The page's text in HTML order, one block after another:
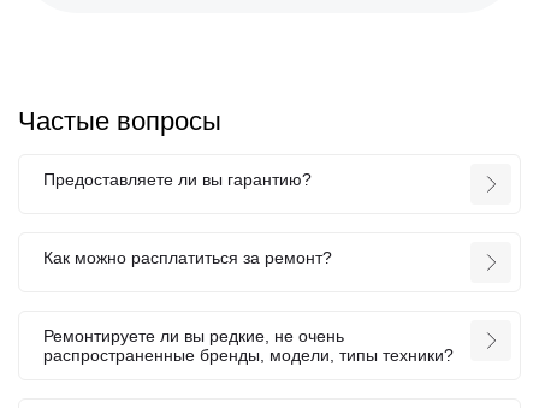
Частые вопросы
Предоставляете ли вы гарантию?
Как можно расплатиться за ремонт?
Ремонтируете ли вы редкие, не очень
распространенные бренды, модели, типы техники?